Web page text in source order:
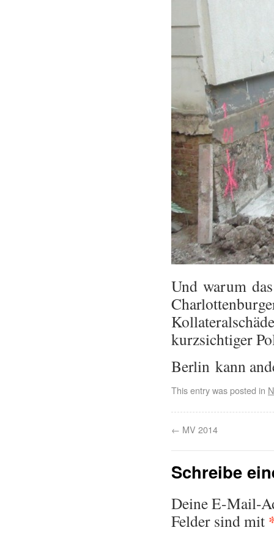
Und warum
kurzsichtiger
Berlin kann
This entry was posted in
← MV 2014
Schreibe
Deine E-Mail-
Felder sind mit